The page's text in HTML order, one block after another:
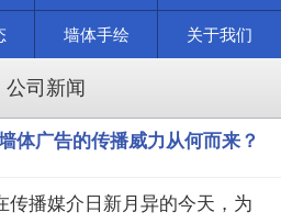
墙体手绘 关于我们
公司新闻
体广告的传播威力从何而来？
传播媒介日新月异的今天，为